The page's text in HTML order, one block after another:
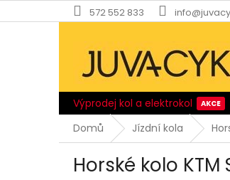
na
572 552 833
Výprodej kol a elektrokol
Domů
Jízdní kola
Horské kolo KTM